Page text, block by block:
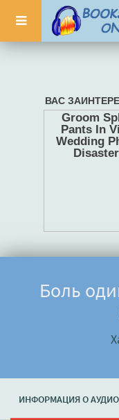
Боль
ИНФОРМАЦИЯ О